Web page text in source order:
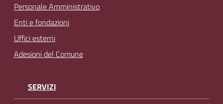
Personale Amministrativo
Enti e fondazioni
Uffici esterni
Adesioni del Comune
SERVIZI